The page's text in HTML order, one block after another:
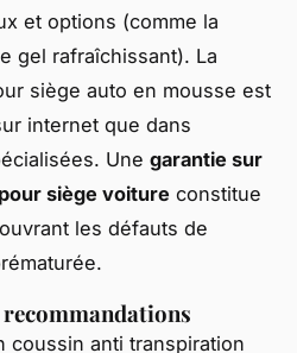
et options (comme la
gel rafraîchissant). La
siège auto en mousse est
internet que dans
Une garantie sur
siège voiture constitue
les défauts de
coussin anti transpiration